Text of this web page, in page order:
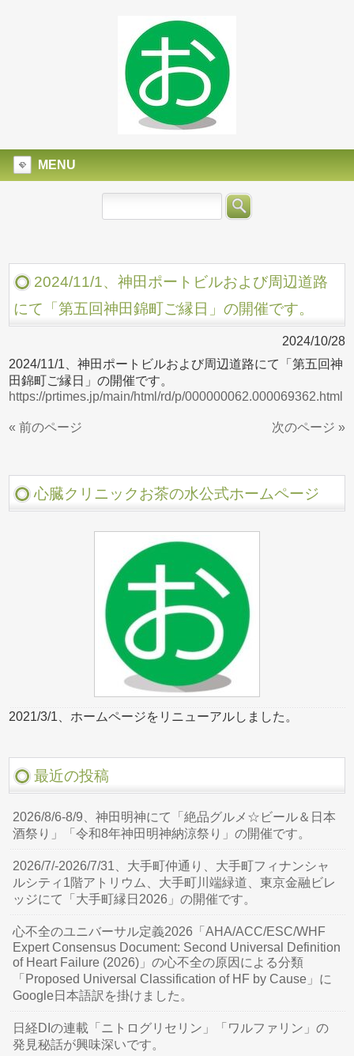
MENU
2024/11/1、神田ポートビルおよび周辺道路
にて「第五回神田錦町ご縁日」の開催です。
2024/10/28
2024/11/1、神田ポートビルおよび周辺道路にて「第五回神
田錦町ご縁日」の開催です。
https://prtimes.jp/main/html/rd/p/000000062.000069362.html
« 前のページ 次のページ »
心臓クリニックお茶の水公式ホームページ
2021/3/1、ホームページをリニューアルしました。
最近の投稿
2026/8/6-8/9、神田明神にて「絶品グルメ☆ビール＆日本
酒祭り」「令和8年神田明神納涼祭り」の開催です。
2026/7/-2026/7/31、大手町仲通り、大手町フィナンシャ
ルシティ1階アトリウム、大手町川端緑道、東京金融ビレ
ッジにて「大手町縁日2026」の開催です。
心不全のユニバーサル定義2026「AHA/ACC/ESC/WHF
Expert Consensus Document: Second Universal Definition
of Heart Failure (2026)」の心不全の原因による分類
「Proposed Universal Classification of HF by Cause」に
Google日本語訳を掛けました。
日経DIの連載「ニトログリセリン」「ワルファリン」の
発見秘話が興味深いです。